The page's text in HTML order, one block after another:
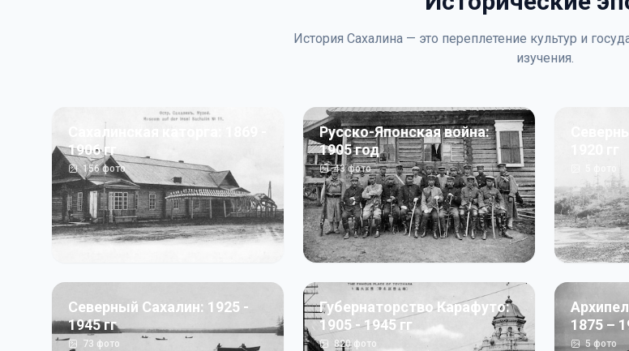
История Сахалина — это переплетение культур и
изучения.
Сахалинская каторга: 1869 -
1906 гг
156фото
Русско-Японская война:
1905 год
43фото
Северный Сахалин: 1925 -
1945 гг
73 фото
Губернаторство Карафуто:
1905 - 1945 гг
820фото
1875 –
5фото